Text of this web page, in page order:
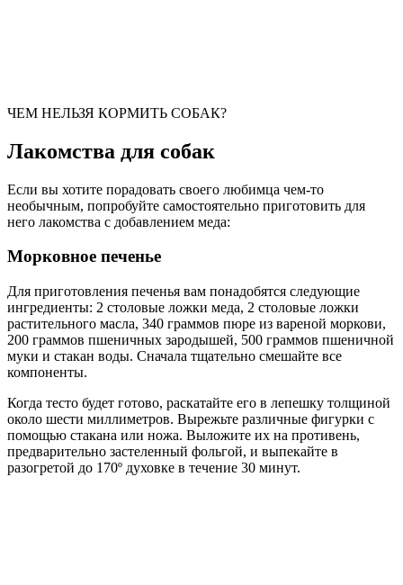
ЧЕМ НЕЛЬЗЯ КОРМИТЬ СОБАК?
Лакомства для собак
Если вы хотите порадовать своего любимца чем-то
необычным, попробуйте самостоятельно приготовить для
него лакомства с добавлением меда:
Морковное печенье
Для приготовления печенья вам понадобятся следующие
ингредиенты: 2 столовые ложки меда, 2 столовые ложки
растительного масла, 340 граммов пюре из вареной моркови,
200 граммов пшеничных зародышей, 500 граммов пшеничной
муки и стакан воды. Сначала тщательно смешайте все
компоненты.
Когда тесто будет готово, раскатайте его в лепешку толщиной
около шести миллиметров. Вырежьте различные фигурки с
помощью стакана или ножа. Выложите их на противень,
предварительно застеленный фольгой, и выпекайте в
разогретой до 170º духовке в течение 30 минут.